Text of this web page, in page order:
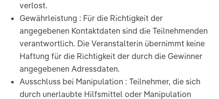
verlost.
Gewährleistung : Für die Richtigkeit der
angegebenen Kontaktdaten sind die Teilnehmenden
verantwortlich. Die Veranstalterin übernimmt keine
Haftung für die Richtigkeit der durch die Gewinner
angegebenen Adressdaten.
Ausschluss bei Manipulation : Teilnehmer, die sich
durch unerlaubte Hilfsmittel oder Manipulation